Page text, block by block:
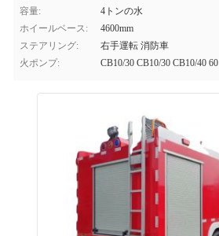
容量:
4トンの水
ホイールベース:
4600mm
ステアリング:
右手運転 消防車
火ポンプ:
CB10/30 CB10/30 CB10/40 60